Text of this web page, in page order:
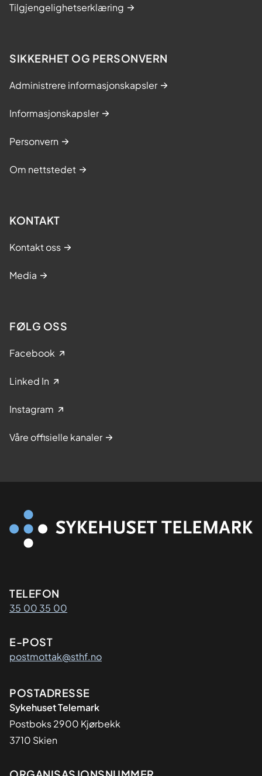
Tilgjengelighetserklæring
SIKKERHET OG PERSONVERN
Administrere informasjonskapsler
Informasjonskapsler
Personvern
Om nettstedet
KONTAKT
Kontakt oss
Media
FØLG OSS
Facebook
Linked In
Instagram
Våre offisielle kanaler
Kontaktinformasjon
TELEFON
35 00 35 00
E-POST
postmottak@sthf.no
Adresse
POSTADRESSE
Sykehuset Telemark
Postboks 2900 Kjørbekk
3710 Skien